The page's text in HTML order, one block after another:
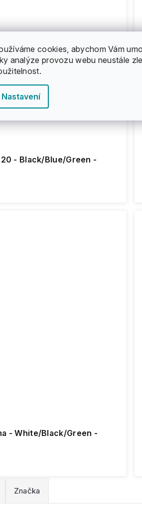
cookies, abychom Vám
analýze provozu webu neustále
Nastavení
- Black/Blue/Green -
- White/Black/Green -
Značka